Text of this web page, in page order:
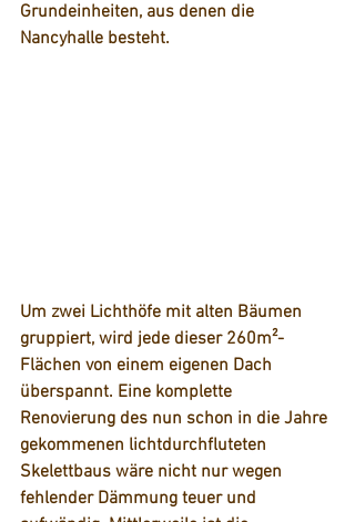
Grundeinheiten, aus denen die
Nancyhalle besteht.
Um zwei Lichthöfe mit alten Bäumen
gruppiert, wird jede dieser 260m²-
Flächen von einem eigenen Dach
überspannt. Eine komplette
Renovierung des nun schon in die Jahre
gekommenen lichtdurchfluteten
Skelettbaus wäre nicht nur wegen
fehlender Dämmung teuer und